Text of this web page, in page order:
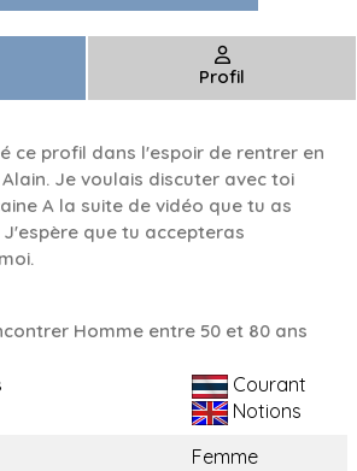
Profil
ce profil dans l'espoir de rentrer en
Je voulais discuter avec toi
A la suite de vidéo que tu as
que tu accepteras
Homme entre 50 et 80 ans
Courant
Notions
Femme